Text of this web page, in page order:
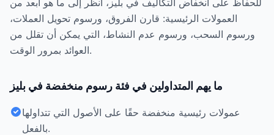
للحفاظ على انخفاض التكاليف في بليز، انظر إلى ما هو أبعد من
العمولات الرئيسية: قارن الفروق، ورسوم تحويل العملات،
ورسوم السحب، ورسوم عدم النشاط، التي يمكن أن تقلل من
العوائد بمرور الوقت.
ما يهم المتداولين في فئة رسوم منخفضة في بليز
عمولات رئيسية منخفضة حقًا على الأصول التي تتداولها
بالفعل.